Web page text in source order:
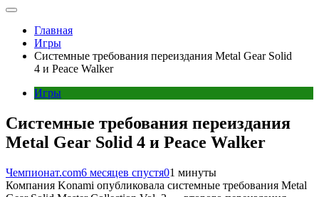
Главная
Игры
Системные требования переиздания Metal Gear Solid
4 и Peace Walker
Игры
Системные требования переиздания
Metal Gear Solid 4 и Peace Walker
Чемпионат.com6 месяцев спустя01 минуты
Компания Konami опубликовала системные требования Metal